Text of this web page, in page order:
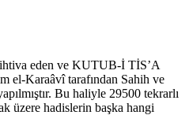
ihtiva eden ve KUTUB-İ TİS’A
el-Karaâvî tarafından Sahih ve
Bu haliyle 29500 tekrarlı
üzere hadislerin başka hangi